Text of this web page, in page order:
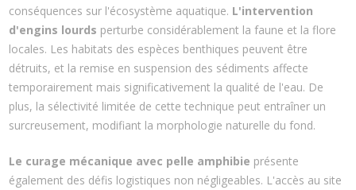
conséquences sur l'écosystème aquatique. L'intervention
d'engins lourds perturbe considérablement la faune et la flore
locales. Les habitats des espèces benthiques peuvent être
détruits, et la remise en suspension des sédiments affecte
temporairement mais significativement la qualité de l'eau. De
plus, la sélectivité limitée de cette technique peut entraîner un
surcreusement, modifiant la morphologie naturelle du fond.
Le curage mécanique avec pelle amphibie présente
également des défis logistiques non négligeables. L'accès au site